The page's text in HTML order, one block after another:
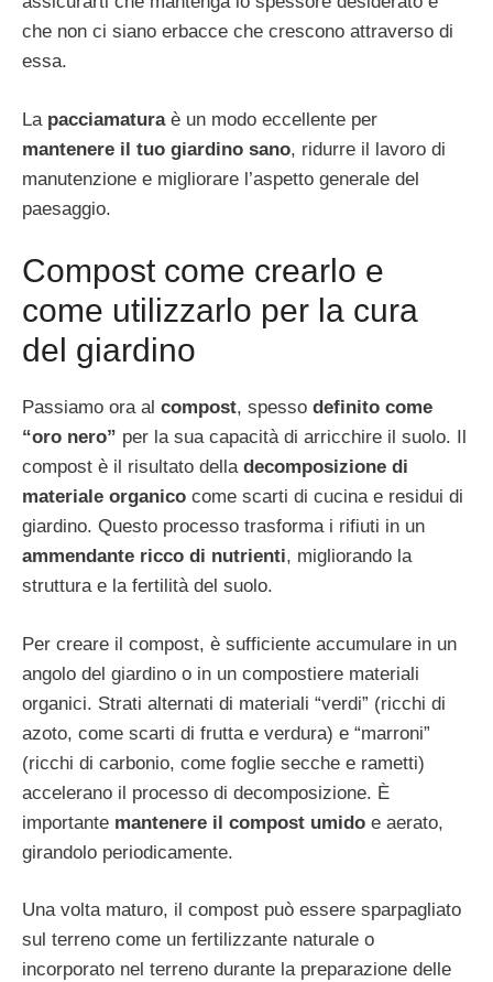
che non ci siano erbacce che crescono attraverso di
essa.
La pacciamaturaè un modo eccellente per
mantenere il tuo giardino sano, ridurre il lavoro di
manutenzione e migliorare l’aspetto generale del
paesaggio.
Compost come crearlo e
come utilizzarlo per la cura
del giardino
Passiamo ora al compost, spesso definito come
“oro nero” per la sua capacità di arricchire il suolo. Il
compost è il risultato della decomposizione di
materiale organico come scarti di cucina e residui di
giardino. Questo processo trasforma i rifiuti in un
ammendante ricco di nutrienti, migliorando la
struttura e la fertilità del suolo.
Per creare il compost, è sufficiente accumulare in un
angolo del giardino o in un compostiere materiali
organici. Strati alternati di materiali “verdi” (ricchi di
azoto, come scarti di frutta e verdura) e “marroni”
(ricchi di carbonio, come foglie secche e rametti)
accelerano il processo di decomposizione. È
importante mantenere il compost umido e aerato,
girandolo periodicamente.
Una volta maturo, il compost può essere sparpagliato
sul terreno come un fertilizzante naturale o
incorporato nel terreno durante la preparazione delle